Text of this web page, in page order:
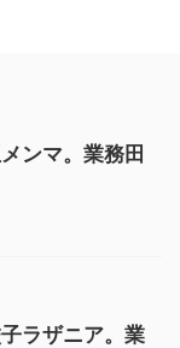
ンマ。業務田
ラザニア。業